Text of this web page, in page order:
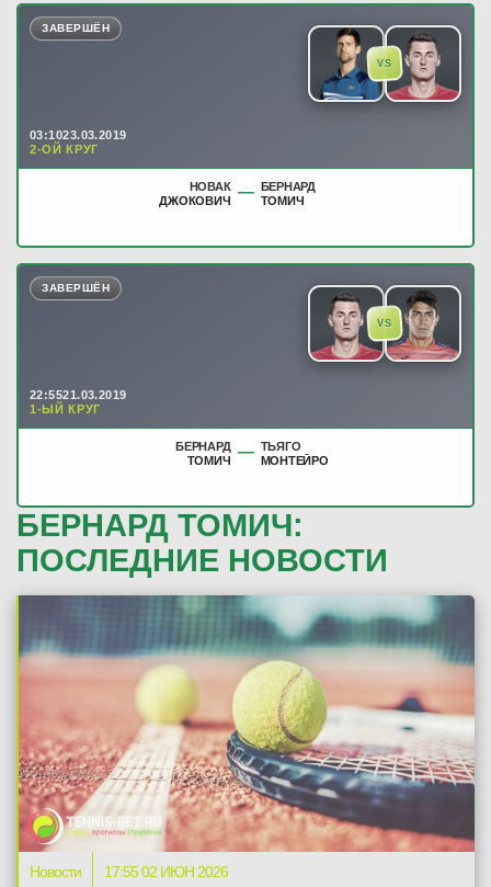
VS
ЗАВЕРШЁН
03:1023.03.2019
2-ОЙ КРУГ
НОВАК
ДЖОКОВИЧ — БЕРНАРД
ТОМИЧ
VS
ЗАВЕРШЁН
22:5521.03.2019
1-ЫЙ КРУГ
БЕРНАРД
ТОМИЧ — ТЬЯГО
МОНТЕЙРО
БЕРНАРД ТОМИЧ:
ПОСЛЕДНИЕ НОВОСТИ
Новости 17:55 02 ИЮН 2026